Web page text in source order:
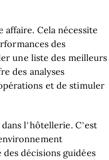
affaire. Cela nécessite
des
une liste des meilleurs
des analyses
et de stimuler
l’hôtellerie. C’est
décisions guidées